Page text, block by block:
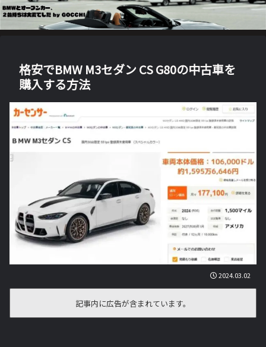
格安でBMW M3セダン CS G80の中古車を
購入する方法
2024.03.02
記事内に広告が含まれています。